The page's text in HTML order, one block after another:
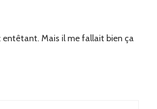
entêtant. Mais il me fallait bien ça